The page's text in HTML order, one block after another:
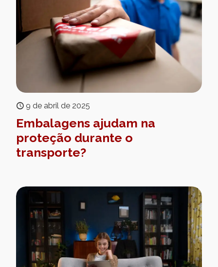
9 de abril de 2025
Embalagens ajudam na
proteção durante o
transporte?